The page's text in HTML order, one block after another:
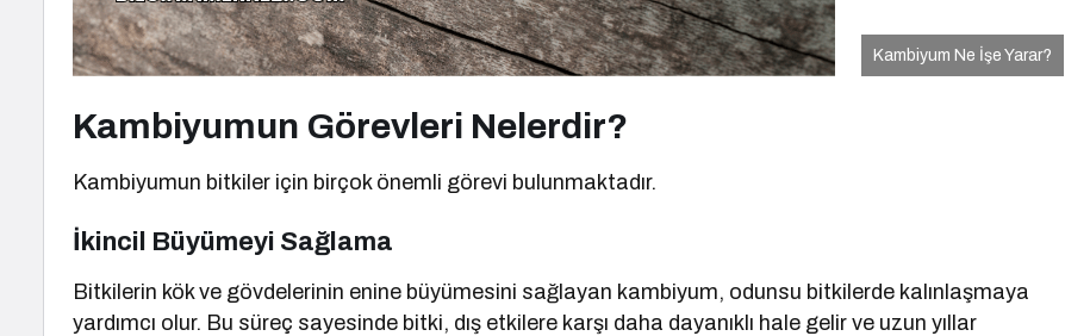
Kambiyum Ne İşe Yarar?
Kambiyumun Görevleri Nelerdir?
Kambiyumun bitkiler için birçok önemli görevi bulunmaktadır.
İkincil Büyümeyi Sağlama
Bitkilerin kök ve gövdelerinin enine büyümesini sağlayan kambiyum, odunsu bitkilerde kalınlaşmaya
yardımcı olur. Bu süreç sayesinde bitki, dış etkilere karşı daha dayanıklı hale gelir ve uzun yıllar